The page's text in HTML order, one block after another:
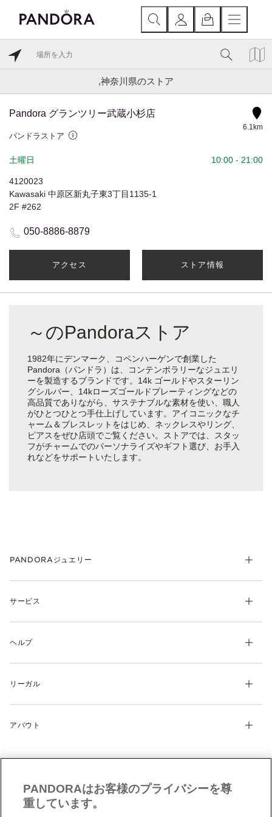
,神奈川県のストア
Pandora グランツリー武蔵小杉店
パンドラストア
土曜日 10:00 - 21:00
6.1km
4120023
Kawasaki 中原区新丸子東3丁目1135-1
2F #262
050-8886-8879
アクセス ストア情報
～のPandoraストア
1982年にデンマーク、コペンハーゲンで創業した
Pandora（パンドラ）は、コンテンポラリーなジュエリ
ーを製造するブランドです。14k ゴールドやスターリン
グシルバー、14kローズゴールドプレーティングなどの
高品質でありながら、サステナブルな素材を使い、職人
がひとつひとつ手仕上げしています。アイコニックなチ
ャーム＆ブレスレットをはじめ、ネックレスやリング、
ピアスをぜひ店頭でご覧ください。ストアでは、スタッ
フがチャームでのパーソナライズやギフト選び、お手入
れなどをサポートいたします。
PANDORAジュエリー
ブレスレット
リング
サービス
注文履歴
ウィッシュリスト
ヘルプ
配送について
返品・交換について
リーガル
特定商取引に関する法律に基づく表示
クッキーポリシー
データ保護フォーム（英文）
現代奴隷法への対応（英文）
アバウト
店舗検索
採用情報
PANDORAはお客様のプライバシーを尊
重しています。